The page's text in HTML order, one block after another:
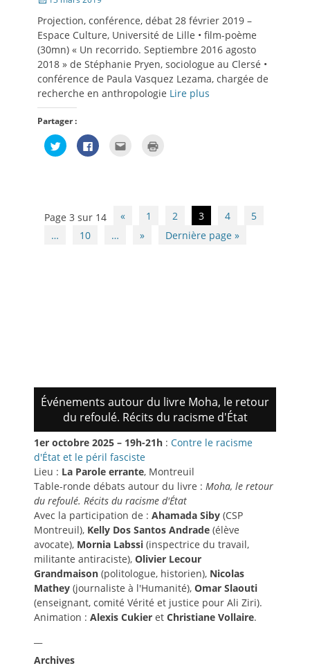
Projection, conférence, débat 28 février 2019 –
Espace Culture, Université de Lille • film-poème
(30mn) « Un recorrido. Septiembre 2016 agosto
2018 » de Stéphanie Pryen, sociologue au Clersé •
conférence de Paula Vasquez Lezama, chargée de
recherche en anthropologie Lire plus
Partager :
Cliquez
pour
partager
Cliquez
pour
Cliquez
nouvelle
Navigation
des
articles
Page 3 sur 14 « 1 2 3 4
5
…
10 … » Dernière page »
Événements autour du livre Moha, le retour
du refoulé. Récits du racisme d'État
1er octobre 2025 – 19h-21h : Contre le racisme
d'État et le péril fasciste
Lieu : La Parole errante, Montreuil
Table-ronde débats autour du livre : Moha, le retour
du refoulé. Récits du racisme d'État
Avec la participation de : Ahamada Siby (CSP
Montreuil), Kelly Dos Santos Andrade (élève
avocate), Mornia Labssi (inspectrice du travail,
militante antiraciste), Olivier Lecour
Grandmaison (politologue, historien), Nicolas
Mathey (journaliste à l'Humanité), Omar Slaouti
(enseignant, comité Vérité et justice pour Ali Ziri).
Animation : Alexis Cukier et Christiane Vollaire.
Archives